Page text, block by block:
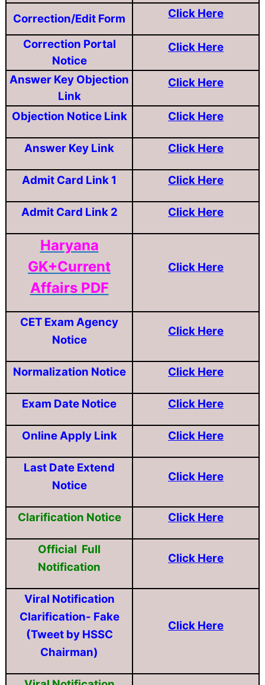
Correction/Edit Form Click Here
Correction Portal
Notice
Click Here
Answer Key Objection
Link
Click Here
Objection Notice Link Click Here
Answer Key Link Click Here
Admit Card Link 1 Click Here
Admit Card Link 2 Click Here
Haryana
GK+Current
Affairs PDF
Click Here
CET Exam Agency
Notice
Click Here
Normalization Notice Click Here
Exam Date Notice Click Here
Online Apply Link Click Here
Last Date Extend
Notice
Click Here
Clarification Notice Click Here
Official Full
Notification
Click Here
Viral Notification
Clarification- Fake
(Tweet by HSSC
Chairman)
Click Here